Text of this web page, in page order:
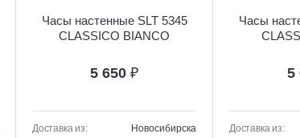
Часы настенные SLT 5345
CLASSICO BIANCO
5 650 ₽
Доставка из:
Новосибирска
Часы
5
Доставка из: